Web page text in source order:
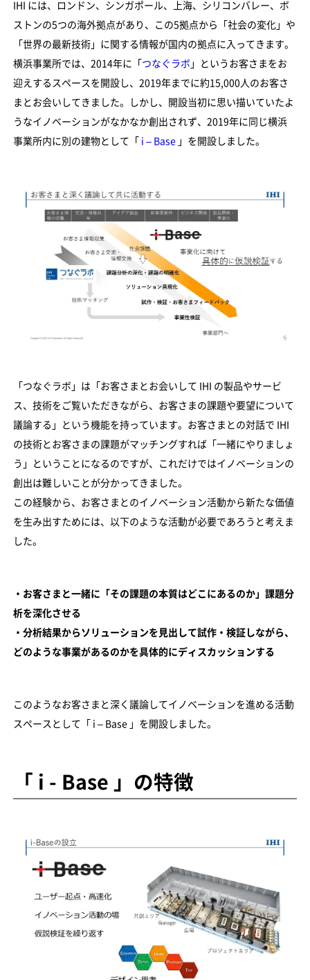
IHI には、ロンドン、シンガポール、上海、シリコンバレー、ボ
ストンの5つの海外拠点があり、この5拠点から「社会の変化」や
「世界の最新技術」に関する情報が国内の拠点に入ってきます。
横浜事業所では、2014年に「 つなぐラボ 」というお客さまをお
迎えするスペースを開設し、2019年までに約15,000人のお客さ
まとお会いしてきました。しかし、開設当初に思い描いていたよ
うなイノベーションがなかなか創出されず、2019年に同じ横浜
事業所内に別の建物として「 i – Base 」を開設しました。
「つなぐラボ」は「お客さまとお会いして IHI の製品やサービ
ス、技術をご覧いただきながら、お客さまの課題や要望について
議論する」という機能を持っています。お客さまとの対話で IHI
の技術とお客さまの課題がマッチングすれば「一緒にやりましょ
う」ということになるのですが、これだけではイノベーションの
創出は難しいことが分かってきました。
この経験から、お客さまとのイノベーション活動から新たな価値
を生み出すためには、以下のような活動が必要であろうと考えま
した。
・お客さまと一緒に「その課題の本質はどこにあるのか」課題分
析を深化させる
・分析結果からソリューションを見出して試作・検証しながら、
どのような事業があるのかを具体的にディスカッションする
このようなお客さまと深く議論してイノベーションを進める活動
スペースとして「 i – Base 」を開設しました。
「 i - Base 」の特徴